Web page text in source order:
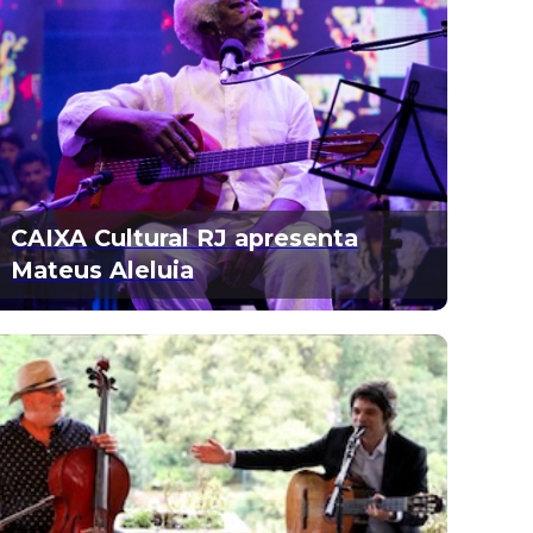
CAIXA Cultural RJ apresenta
Mateus Aleluia